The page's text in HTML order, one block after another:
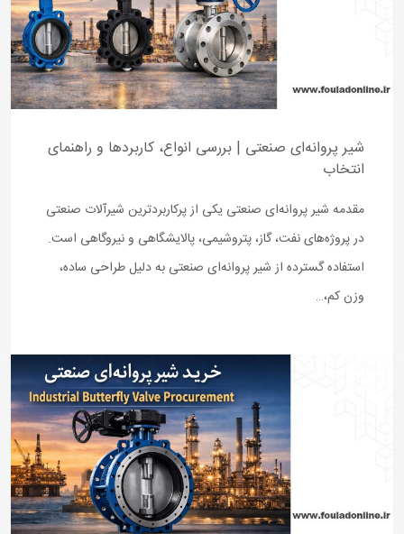
شیر پروانه‌ای صنعتی | بررسی انواع، کاربردها و راهنمای
انتخاب
مقدمه شیر پروانه‌ای صنعتی یکی از پرکاربردترین شیرآلات صنعتی
در پروژه‌های نفت، گاز، پتروشیمی، پالایشگاهی و نیروگاهی است.
استفاده گسترده از شیر پروانه‌ای صنعتی به دلیل طراحی ساده،
وزن کم،…